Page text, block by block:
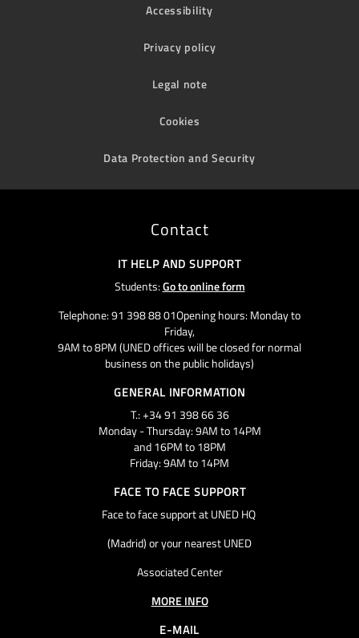
Accessibility
Privacy policy
Legal note
Cookies
Data Protection and Security
Contact
IT HELP AND SUPPORT
Students:Go to online form
Telephone: 91 398 88 01Opening hours: Monday to
Friday,
9AM to 8PM (UNED offices will be closed for normal
business on the public holidays)
GENERAL INFORMATION
T.: +34 91 398 66 36
Monday - Thursday: 9AM to 14PM
and 16PM to 18PM
Friday: 9AM to 14PM
FACE TO FACE SUPPORT
Face to face support at UNED HQ
(Madrid) or your nearest UNED
Associated Center
MORE INFO
E-MAIL